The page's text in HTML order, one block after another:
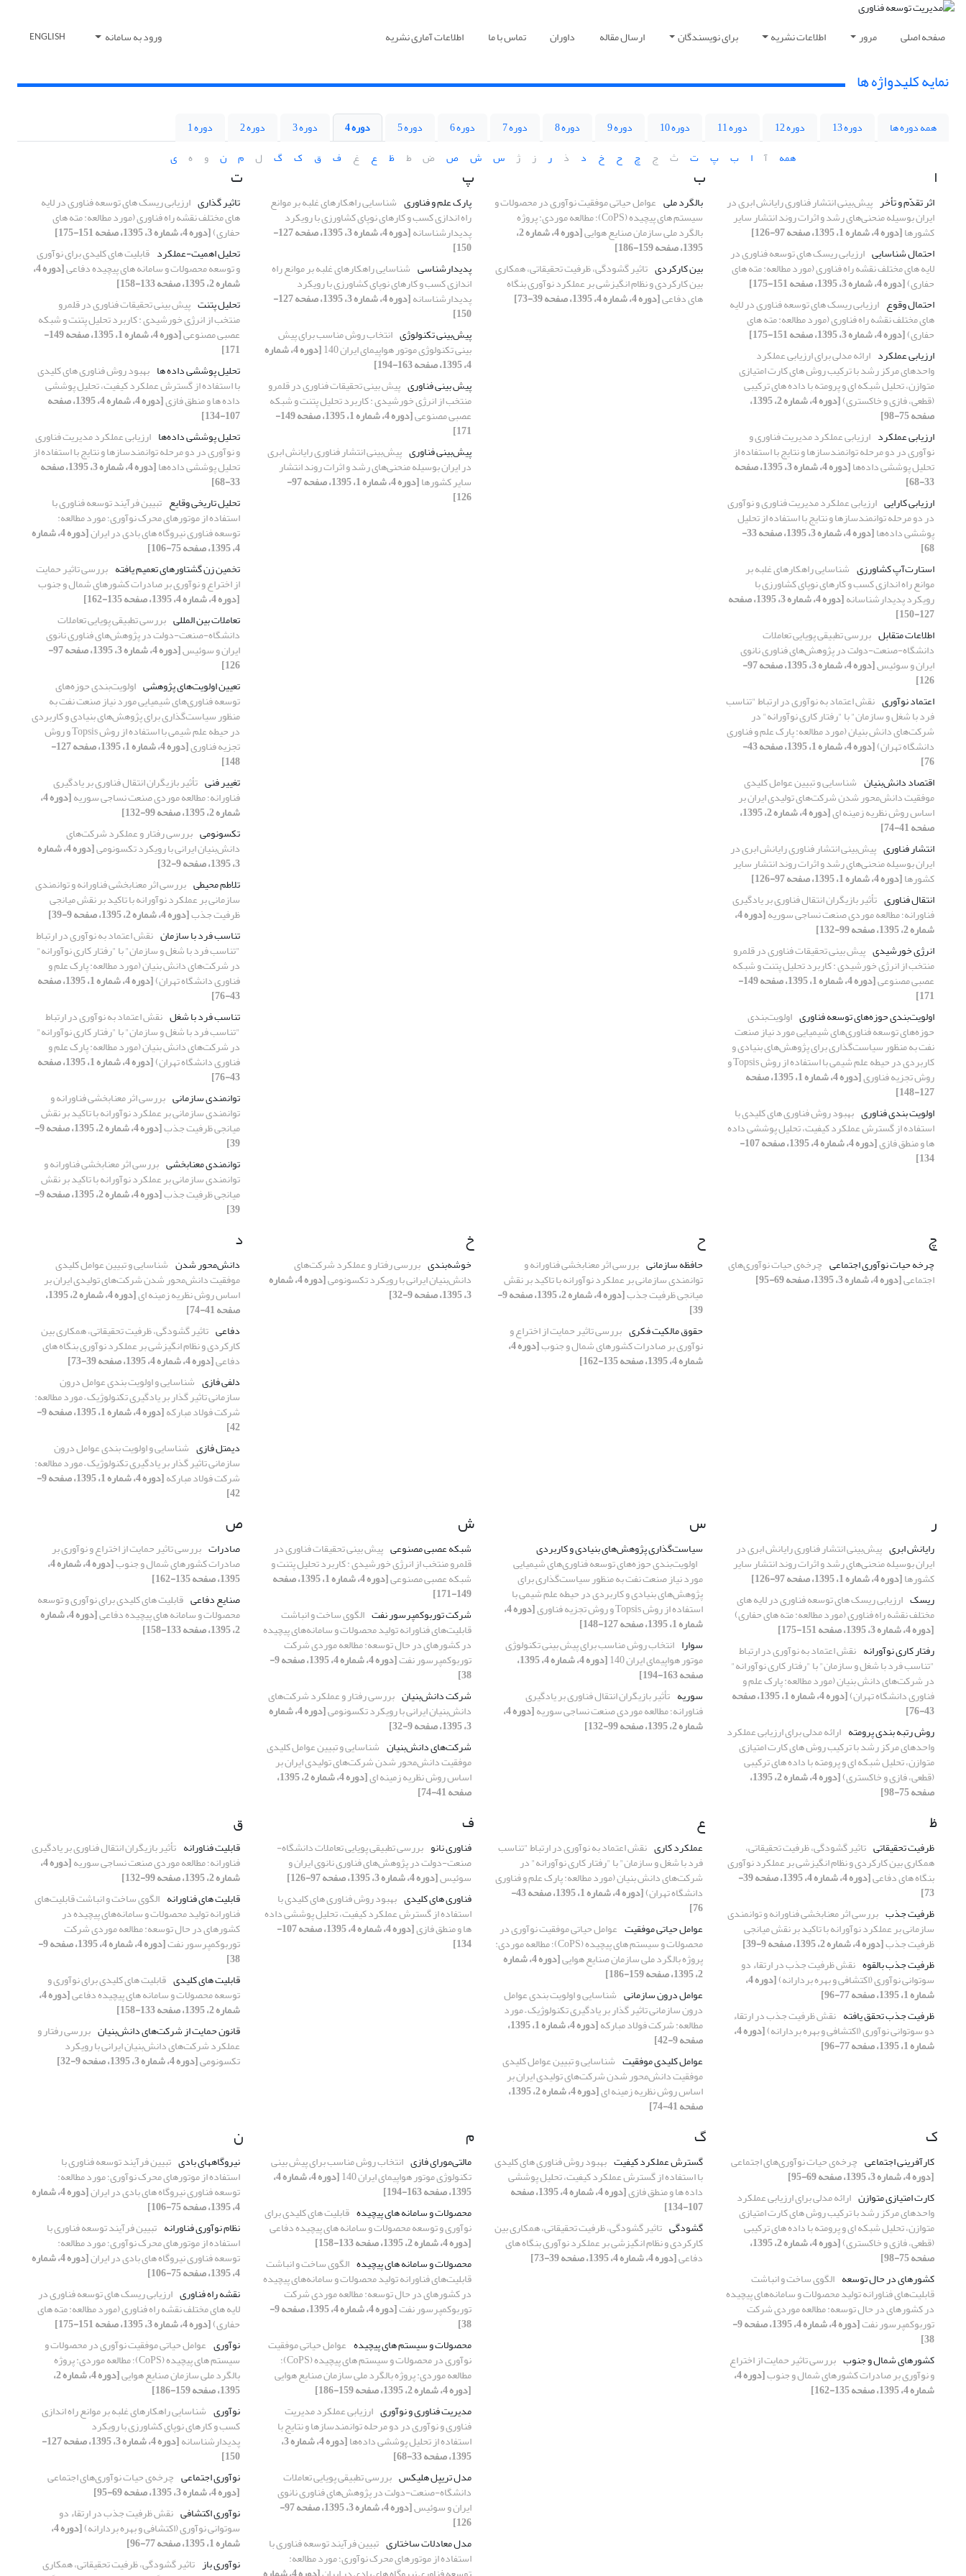
صفحه اصلی مرور اطلاعات نشریه برای نویسندگان ارسال مقاله داوران تماس با ما اطلاعات آماری نشریه ورود به سامانه ENGLISH
نمایه کلیدواژه ها
همه دوره ها دوره 13 دوره 12 دوره 11 دوره 10 دوره 9 دوره 8 دوره 7 دوره 6 دوره 5 دوره 4 دوره 3 دوره 2
دوره 1
همه
آ ا ب پ ت ث ج چ ح خ د ذ ر ز ژ س ش ص ض ط ظ ع غ ف ق ک گ ل م ن و ه ی
ا
اثر تقدّم و تأخر پیش‌بینی انتشار فناوری رایانش ابری در
ایران بوسیله منحنی‌های رشد و اثرات روند انتشار سایر
کشورها[دوره 4، شماره 1، 1395، صفحه 97-126]
احتمال شناسایی ارزیابی ریسک های توسعه فناوری در
لایه های مختلف نقشه راه فناوری (مورد مطالعه: مته های
حفاری)[دوره 4، شماره 3، 1395، صفحه 151-175]
احتمال وقوع ارزیابی ریسک های توسعه فناوری در لایه
های مختلف نقشه راه فناوری (مورد مطالعه: مته های
حفاری)[دوره 4، شماره 3، 1395، صفحه 151-175]
ارزیابی عملکرد ارائه مدلی برای ارزیابی عملکرد
واحدهای مرکز رشد با ترکیب روش های کارت امتیازی
متوازن، تحلیل شبکه ای و پرومته با داده های ترکیبی
(قطعی، فازی و خاکستری) [دوره 4، شماره 2، 1395،
صفحه 75-98]
ارزیابی عملکرد ارزیابی عملکرد مدیریت فناوری و
نوآوری در دو مرحله توانمندسازها و نتایج با استفاده از
تحلیل پوششی داده‌ها [دوره 4، شماره 3، 1395، صفحه
33-68]
ارزیابی کارایی ارزیابی عملکرد مدیریت فناوری و نوآوری
در دو مرحله توانمندسازها و نتایج با استفاده از تحلیل
پوششی داده‌ها [دوره 4، شماره 3، 1395، صفحه 33-
68]
استارت‌آپ کشاورزی شناسایی راهکارهای غلبه بر
موانع راه اندازی کسب و کارهای نوپای کشاورزی با
رویکرد پدیدارشناسانه [دوره 4، شماره 3، 1395، صفحه
127-150]
اطلاعات متقابل بررسی تطبیقی پویایی تعاملات
دانشگاه-صنعت-دولت در پژوهش‌های فناوری نانوی
ایران و سوئیس [دوره 4، شماره 3، 1395، صفحه 97-
126]
اعتماد نوآوری نقش اعتماد به نوآوری در ارتباط "تناسب
فرد با شغل و سازمان" با "رفتار کاری نوآورانه" در
شرکت‌های دانش بنیان (مورد مطالعه: پارک علم و فناوری
دانشگاه تهران) [دوره 4، شماره 1، 1395، صفحه 43-
76]
اقتصاد دانش‌بنیان شناسایی و تبیین عوامل کلیدی
موفقیت دانش‌محور شدن شرکت‌های تولیدی ایران بر
اساس روش نظریه زمینه ای [دوره 4، شماره 2، 1395،
صفحه 41-74]
انتشار فناوری پیش‌بینی انتشار فناوری رایانش ابری در
ایران بوسیله منحنی‌های رشد و اثرات روند انتشار سایر
کشورها[دوره 4، شماره 1، 1395، صفحه 97-126]
انتقال فناوری تأثیر بازیگران انتقال فناوری بر یادگیری
فناورانه؛ مطالعه موردی صنعت نساجی سوریه [دوره 4،
شماره 2، 1395، صفحه 99-132]
انرژی خورشیدی پیش بینی تحقیقات فناوری در قلمرو
منتخب از انرژی خورشیدی : کاربرد تحلیل پتنت و شبکه
عصبی مصنوعی [دوره 4، شماره 1، 1395، صفحه 149-
171]
اولویت‌بندی حوزه‌های توسعه فناوری اولویت‌بندی
حوزه‌های توسعه فناوری‌های شیمیایی مورد نیاز صنعت
نفت به منظور سیاست‌گذاری برای پژوهش‌های بنیادی و
کاربردی در حیطه علم شیمی با استفاده از روش Topsis و
روش تجزیه فناوری [دوره 4، شماره 1، 1395، صفحه
127-148]
اولویت بندی فناوری بهبود روش فناوری های کلیدی با
استفاده از گسترش عملکرد کیفیت، تحلیل پوششی داده
ها و منطق فازی [دوره 4، شماره 4، 1395، صفحه 107-
134]
ب
بالگرد ملی عوامل حیاتی موفقیت نوآوری در محصولات و
سیستم های پیچیده (CoPS)؛ مطالعه موردی: پروژه
بالگرد ملی سازمان صنایع هوایی [دوره 4، شماره 2،
1395، صفحه 159-186]
بین کارکردی تاثیر گشودگی، ظرفیت تحقیقاتی، همکاری
بین کارکردی و نظام انگیزشی بر عملکرد نوآوری بنگاه
های دفاعی[دوره 4، شماره 4، 1395، صفحه 39-73]
پ
پارک علم و فناوری شناسایی راهکارهای غلبه بر موانع
راه اندازی کسب و کارهای نوپای کشاورزی با رویکرد
پدیدارشناسانه [دوره 4، شماره 3، 1395، صفحه 127-
150]
پدیدار‌شناسی شناسایی راهکارهای غلبه بر موانع راه
اندازی کسب و کارهای نوپای کشاورزی با رویکرد
پدیدارشناسانه [دوره 4، شماره 3، 1395، صفحه 127-
150]
پیش‌بینی تکنولوژی انتخاب روش مناسب برای پیش
‏بینی تکنولوژی موتور هواپیمای ایران 140 [دوره 4، شماره
4، 1395، صفحه 163-194]
پیش بینی فناوری پیش بینی تحقیقات فناوری در قلمرو
منتخب از انرژی خورشیدی : کاربرد تحلیل پتنت و شبکه
عصبی مصنوعی [دوره 4، شماره 1، 1395، صفحه 149-
171]
پیش‌بینی فناوری پیش‌بینی انتشار فناوری رایانش ابری
در ایران بوسیله منحنی‌های رشد و اثرات روند انتشار
سایر کشورها [دوره 4، شماره 1، 1395، صفحه 97-
126]
ت
تاثیر گذاری ارزیابی ریسک های توسعه فناوری در لایه
های مختلف نقشه راه فناوری (مورد مطالعه: مته های
حفاری)[دوره 4، شماره 3، 1395، صفحه 151-175]
تحلیل اهمیت-عملکرد قابلیت های کلیدی برای نوآوری
و توسعه محصولات و سامانه های پیچیده دفاعی [دوره 4،
شماره 2، 1395، صفحه 133-158]
تحلیل پتنت پیش بینی تحقیقات فناوری در قلمرو
منتخب از انرژی خورشیدی : کاربرد تحلیل پتنت و شبکه
عصبی مصنوعی [دوره 4، شماره 1، 1395، صفحه 149-
171]
تحلیل پوششی داده ها بهبود روش فناوری های کلیدی
با استفاده از گسترش عملکرد کیفیت، تحلیل پوششی
داده ها و منطق فازی [دوره 4، شماره 4، 1395، صفحه
107-134]
تحلیل پوششی داده‌ها ارزیابی عملکرد مدیریت فناوری
و نوآوری در دو مرحله توانمندسازها و نتایج با استفاده از
تحلیل پوششی داده‌ها [دوره 4، شماره 3، 1395، صفحه
33-68]
تحلیل تاریخی وقایع تبیین فرآیند توسعه فناوری با
استفاده از موتورهای محرک نوآوری؛ مورد مطالعه:
توسعه فناوری نیروگاه های بادی در ایران [دوره 4، شماره
4، 1395، صفحه 75-106]
تخمین زن گشتاورهای تعمیم یافته بررسی تاثیر حمایت
از اختراع و نوآوری بر صادرات کشورهای شمال و جنوب
[دوره 4، شماره 4، 1395، صفحه 135-162]
تعاملات بین المللی بررسی تطبیقی پویایی تعاملات
دانشگاه-صنعت-دولت در پژوهش‌های فناوری نانوی
ایران و سوئیس [دوره 4، شماره 3، 1395، صفحه 97-
126]
تعیین اولویت‌های پژوهشی اولویت‌بندی حوزه‌های
توسعه فناوری‌های شیمیایی مورد نیاز صنعت نفت به
منظور سیاست‌گذاری برای پژوهش‌های بنیادی و کاربردی
در حیطه علم شیمی با استفاده از روش Topsis و روش
تجزیه فناوری [دوره 4، شماره 1، 1395، صفحه 127-
148]
تغییر فنی تأثیر بازیگران انتقال فناوری بر یادگیری
فناورانه؛ مطالعه موردی صنعت نساجی سوریه [دوره 4،
شماره 2، 1395، صفحه 99-132]
تکسونومی بررسی رفتار و عملکرد شرکت‌های
دانش‌بنیان ایرانی با رویکرد تکسونومی [دوره 4، شماره
3، 1395، صفحه 9-32]
تلاطم محیطی بررسی اثر معنابخشی فناورانه و توانمندی
سازمانی بر عملکرد نوآورانه با تاکید بر نقش میانجی
ظرفیت جذب[دوره 4، شماره 2، 1395، صفحه 9-39]
تناسب فرد با سازمان نقش اعتماد به نوآوری در ارتباط
"تناسب فرد با شغل و سازمان" با "رفتار کاری نوآورانه"
در شرکت‌های دانش بنیان (مورد مطالعه: پارک علم و
فناوری دانشگاه تهران) [دوره 4، شماره 1، 1395، صفحه
43-76]
تناسب فرد با شغل نقش اعتماد به نوآوری در ارتباط
"تناسب فرد با شغل و سازمان" با "رفتار کاری نوآورانه"
در شرکت‌های دانش بنیان (مورد مطالعه: پارک علم و
فناوری دانشگاه تهران) [دوره 4، شماره 1، 1395، صفحه
43-76]
توانمندی سازمانی بررسی اثر معنابخشی فناورانه و
توانمندی سازمانی بر عملکرد نوآورانه با تاکید بر نقش
میانجی ظرفیت جذب [دوره 4، شماره 2، 1395، صفحه 9-
39]
توانمندی معنابخشی بررسی اثر معنابخشی فناورانه و
توانمندی سازمانی بر عملکرد نوآورانه با تاکید بر نقش
میانجی ظرفیت جذب [دوره 4، شماره 2، 1395، صفحه 9-
39]
چ
چرخه حیات نوآوری اجتماعی چرخه‌ی حیات نوآوری‌های
اجتماعی[دوره 4، شماره 3، 1395، صفحه 69-95]
ح
حافظه سازمانی بررسی اثر معنابخشی فناورانه و
توانمندی سازمانی بر عملکرد نوآورانه با تاکید بر نقش
میانجی ظرفیت جذب [دوره 4، شماره 2، 1395، صفحه 9-
39]
حقوق مالکیت فکری بررسی تاثیر حمایت از اختراع و
نوآوری بر صادرات کشورهای شمال و جنوب [دوره 4،
شماره 4، 1395، صفحه 135-162]
خ
خوشه‌بندی بررسی رفتار و عملکرد شرکت‌های
دانش‌بنیان ایرانی با رویکرد تکسونومی [دوره 4، شماره
3، 1395، صفحه 9-32]
د
دانش‌محور شدن شناسایی و تبیین عوامل کلیدی
موفقیت دانش‌محور شدن شرکت‌های تولیدی ایران بر
اساس روش نظریه زمینه ای [دوره 4، شماره 2، 1395،
صفحه 41-74]
دفاعی تاثیر گشودگی، ظرفیت تحقیقاتی، همکاری بین
کارکردی و نظام انگیزشی بر عملکرد نوآوری بنگاه های
دفاعی[دوره 4، شماره 4، 1395، صفحه 39-73]
دلفی فازی شناسایی و اولویت بندی عوامل درون
سازمانی تاثیر گذار بر یادگیری تکنولوژیک – مورد مطالعه:
شرکت فولاد مبارکه [دوره 4، شماره 1، 1395، صفحه 9-
42]
دیمتل فازی شناسایی و اولویت بندی عوامل درون
سازمانی تاثیر گذار بر یادگیری تکنولوژیک – مورد مطالعه:
شرکت فولاد مبارکه [دوره 4، شماره 1، 1395، صفحه 9-
42]
ر
رایانش ابری پیش‌بینی انتشار فناوری رایانش ابری در
ایران بوسیله منحنی‌های رشد و اثرات روند انتشار سایر
کشورها[دوره 4، شماره 1، 1395، صفحه 97-126]
ریسک ارزیابی ریسک های توسعه فناوری در لایه های
مختلف نقشه راه فناوری (مورد مطالعه: مته های حفاری)
[دوره 4، شماره 3، 1395، صفحه 151-175]
رفتار کاری نوآورانه نقش اعتماد به نوآوری در ارتباط
"تناسب فرد با شغل و سازمان" با "رفتار کاری نوآورانه"
در شرکت‌های دانش بنیان (مورد مطالعه: پارک علم و
فناوری دانشگاه تهران) [دوره 4، شماره 1، 1395، صفحه
43-76]
روش رتبه بندی پرومته ارائه مدلی برای ارزیابی عملکرد
واحدهای مرکز رشد با ترکیب روش های کارت امتیازی
متوازن، تحلیل شبکه ای و پرومته با داده های ترکیبی
(قطعی، فازی و خاکستری) [دوره 4، شماره 2، 1395،
صفحه 75-98]
س
سیاست‌گذاری پژوهش‌های بنیادی و کاربردی
اولویت‌بندی حوزه‌های توسعه فناوری‌های شیمیایی
مورد نیاز صنعت نفت به منظور سیاست‌گذاری برای
پژوهش‌های بنیادی و کاربردی در حیطه علم شیمی با
استفاده از روش Topsis و روش تجزیه فناوری [دوره 4،
شماره 1، 1395، صفحه 127-148]
سوارا انتخاب روش مناسب برای پیش ‏بینی تکنولوژی
موتور هواپیمای ایران 140 [دوره 4، شماره 4، 1395،
صفحه 163-194]
سوریه تأثیر بازیگران انتقال فناوری بر یادگیری
فناورانه؛ مطالعه موردی صنعت نساجی سوریه [دوره 4،
شماره 2، 1395، صفحه 99-132]
ش
شبکه عصبی مصنوعی پیش بینی تحقیقات فناوری در
قلمرو منتخب از انرژی خورشیدی : کاربرد تحلیل پتنت و
شبکه عصبی مصنوعی [دوره 4، شماره 1، 1395، صفحه
149-171]
شرکت توربوکمپرسور نفت الگوی ساخت و انباشت
قابلیت‌های فناورانه تولید محصولات و سامانه‌های پیچیده
در کشورهای در حال توسعه: مطالعه موردی شرکت
توربوکمپرسور نفت [دوره 4، شماره 4، 1395، صفحه 9-
38]
شرکت دانش‌بنیان بررسی رفتار و عملکرد شرکت‌های
دانش‌بنیان ایرانی با رویکرد تکسونومی [دوره 4، شماره
3، 1395، صفحه 9-32]
شرکت‌های دانش‌بنیان شناسایی و تبیین عوامل کلیدی
موفقیت دانش‌محور شدن شرکت‌های تولیدی ایران بر
اساس روش نظریه زمینه ای [دوره 4، شماره 2، 1395،
صفحه 41-74]
ص
صادرات بررسی تاثیر حمایت از اختراع و نوآوری بر
صادرات کشورهای شمال و جنوب [دوره 4، شماره 4،
1395، صفحه 135-162]
صنایع دفاعی قابلیت های کلیدی برای نوآوری و توسعه
محصولات و سامانه های پیچیده دفاعی [دوره 4، شماره
2، 1395، صفحه 133-158]
ظ
ظرفیت تحقیقاتی تاثیر گشودگی، ظرفیت تحقیقاتی،
همکاری بین کارکردی و نظام انگیزشی بر عملکرد نوآوری
بنگاه های دفاعی [دوره 4، شماره 4، 1395، صفحه 39-
73]
ظرفیت جذب بررسی اثر معنابخشی فناورانه و توانمندی
سازمانی بر عملکرد نوآورانه با تاکید بر نقش میانجی
ظرفیت جذب[دوره 4، شماره 2، 1395، صفحه 9-39]
ظرفیت جذب بالقوه نقش ظرفیت جذب در ارتقاء دو
سوتوانی نوآوری (اکتشافی و بهره بردارانه) [دوره 4،
شماره 1، 1395، صفحه 77-96]
ظرفیت جذب تحقق یافته نقش ظرفیت جذب در ارتقاء
دو سوتوانی نوآوری (اکتشافی و بهره بردارانه) [دوره 4،
شماره 1، 1395، صفحه 77-96]
ع
عملکرد کاری نقش اعتماد به نوآوری در ارتباط "تناسب
فرد با شغل و سازمان" با "رفتار کاری نوآورانه" در
شرکت‌های دانش بنیان (مورد مطالعه: پارک علم و فناوری
دانشگاه تهران) [دوره 4، شماره 1، 1395، صفحه 43-
76]
عوامل حیاتی موفقیت عوامل حیاتی موفقیت نوآوری در
محصولات و سیستم های پیچیده (CoPS)؛ مطالعه موردی:
پروژه بالگرد ملی سازمان صنایع هوایی [دوره 4، شماره
2، 1395، صفحه 159-186]
عوامل درون سازمانی شناسایی و اولویت بندی عوامل
درون سازمانی تاثیر گذار بر یادگیری تکنولوژیک – مورد
مطالعه: شرکت فولاد مبارکه [دوره 4، شماره 1، 1395،
صفحه 9-42]
عوامل کلیدی موفقیت شناسایی و تبیین عوامل کلیدی
موفقیت دانش‌محور شدن شرکت‌های تولیدی ایران بر
اساس روش نظریه زمینه ای [دوره 4، شماره 2، 1395،
صفحه 41-74]
ف
فناوری نانو بررسی تطبیقی پویایی تعاملات دانشگاه-
صنعت-دولت در پژوهش‌های فناوری نانوی ایران و
سوئیس[دوره 4، شماره 3، 1395، صفحه 97-126]
فناوری های کلیدی بهبود روش فناوری های کلیدی با
استفاده از گسترش عملکرد کیفیت، تحلیل پوششی داده
ها و منطق فازی [دوره 4، شماره 4، 1395، صفحه 107-
134]
ق
قابلیت فناورانه تأثیر بازیگران انتقال فناوری بر یادگیری
فناورانه؛ مطالعه موردی صنعت نساجی سوریه [دوره 4،
شماره 2، 1395، صفحه 99-132]
قابلیت های فناورانه الگوی ساخت و انباشت قابلیت‌های
فناورانه تولید محصولات و سامانه‌های پیچیده در
کشورهای در حال توسعه: مطالعه موردی شرکت
توربوکمپرسور نفت [دوره 4، شماره 4، 1395، صفحه 9-
38]
قابلیت های کلیدی قابلیت های کلیدی برای نوآوری و
توسعه محصولات و سامانه های پیچیده دفاعی [دوره 4،
شماره 2، 1395، صفحه 133-158]
قانون حمایت از شرکت‌های دانش‌بنیان بررسی رفتار و
عملکرد شرکت‌های دانش‌بنیان ایرانی با رویکرد
تکسونومی[دوره 4، شماره 3، 1395، صفحه 9-32]
ک
کارآفرینی اجتماعی چرخه‌ی حیات نوآوری‌های اجتماعی
[دوره 4، شماره 3، 1395، صفحه 69-95]
کارت امتیازی متوازن ارائه مدلی برای ارزیابی عملکرد
واحدهای مرکز رشد با ترکیب روش های کارت امتیازی
متوازن، تحلیل شبکه ای و پرومته با داده های ترکیبی
(قطعی، فازی و خاکستری) [دوره 4، شماره 2، 1395،
صفحه 75-98]
کشورهای در حال توسعه الگوی ساخت و انباشت
قابلیت‌های فناورانه تولید محصولات و سامانه‌های پیچیده
در کشورهای در حال توسعه: مطالعه موردی شرکت
توربوکمپرسور نفت [دوره 4، شماره 4، 1395، صفحه 9-
38]
کشورهای شمال و جنوب بررسی تاثیر حمایت از اختراع
و نوآوری بر صادرات کشورهای شمال و جنوب [دوره 4،
شماره 4، 1395، صفحه 135-162]
گ
گسترش عملکرد کیفیت بهبود روش فناوری های کلیدی
با استفاده از گسترش عملکرد کیفیت، تحلیل پوششی
داده ها و منطق فازی [دوره 4، شماره 4، 1395، صفحه
107-134]
گشودگی تاثیر گشودگی، ظرفیت تحقیقاتی، همکاری بین
کارکردی و نظام انگیزشی بر عملکرد نوآوری بنگاه های
دفاعی[دوره 4، شماره 4، 1395، صفحه 39-73]
م
مالتی‌مورای فازی انتخاب روش مناسب برای پیش ‏بینی
تکنولوژی موتور هواپیمای ایران 140 [دوره 4، شماره 4،
1395، صفحه 163-194]
محصولات و سامانه های پیچیده قابلیت های کلیدی برای
نوآوری و توسعه محصولات و سامانه های پیچیده دفاعی
[دوره 4، شماره 2، 1395، صفحه 133-158]
محصولات و سامانه های پیچیده الگوی ساخت و انباشت
قابلیت‌های فناورانه تولید محصولات و سامانه‌های پیچیده
در کشورهای در حال توسعه: مطالعه موردی شرکت
توربوکمپرسور نفت [دوره 4، شماره 4، 1395، صفحه 9-
38]
محصولات و سیستم های پیچیده عوامل حیاتی موفقیت
نوآوری در محصولات و سیستم های پیچیده (CoPS)؛
مطالعه موردی: پروژه بالگرد ملی سازمان صنایع هوایی
[دوره 4، شماره 2، 1395، صفحه 159-186]
مدیریت فناوری و نوآوری ارزیابی عملکرد مدیریت
فناوری و نوآوری در دو مرحله توانمندسازها و نتایج با
استفاده از تحلیل پوششی داده‌ها [دوره 4، شماره 3،
1395، صفحه 33-68]
مدل تریپل هلیکس بررسی تطبیقی پویایی تعاملات
دانشگاه-صنعت-دولت در پژوهش‌های فناوری نانوی
ایران و سوئیس [دوره 4، شماره 3، 1395، صفحه 97-
126]
مدل معادلات ساختاری تبیین فرآیند توسعه فناوری با
استفاده از موتورهای محرک نوآوری؛ مورد مطالعه:
ن
نیروگاههای بادی تبیین فرآیند توسعه فناوری با
استفاده از موتورهای محرک نوآوری؛ مورد مطالعه:
توسعه فناوری نیروگاه های بادی در ایران [دوره 4، شماره
4، 1395، صفحه 75-106]
نظام نوآوری فناورانه تبیین فرآیند توسعه فناوری با
استفاده از موتورهای محرک نوآوری؛ مورد مطالعه:
توسعه فناوری نیروگاه های بادی در ایران [دوره 4، شماره
4، 1395، صفحه 75-106]
نقشه راه فناوری ارزیابی ریسک های توسعه فناوری در
لایه های مختلف نقشه راه فناوری (مورد مطالعه: مته های
حفاری)[دوره 4، شماره 3، 1395، صفحه 151-175]
نوآوری عوامل حیاتی موفقیت نوآوری در محصولات و
سیستم های پیچیده (CoPS)؛ مطالعه موردی: پروژه
بالگرد ملی سازمان صنایع هوایی [دوره 4، شماره 2،
1395، صفحه 159-186]
نوآوری شناسایی راهکارهای غلبه بر موانع راه اندازی
کسب و کارهای نوپای کشاورزی با رویکرد
پدیدارشناسانه [دوره 4، شماره 3، 1395، صفحه 127-
150]
نوآوری اجتماعی چرخه‌ی حیات نوآوری‌های اجتماعی
[دوره 4، شماره 3، 1395، صفحه 69-95]
نوآوری اکتشافی نقش ظرفیت جذب در ارتقاء دو
سوتوانی نوآوری (اکتشافی و بهره بردارانه) [دوره 4،
شماره 1، 1395، صفحه 77-96]
نوآوری باز تاثیر گشودگی، ظرفیت تحقیقاتی، همکاری